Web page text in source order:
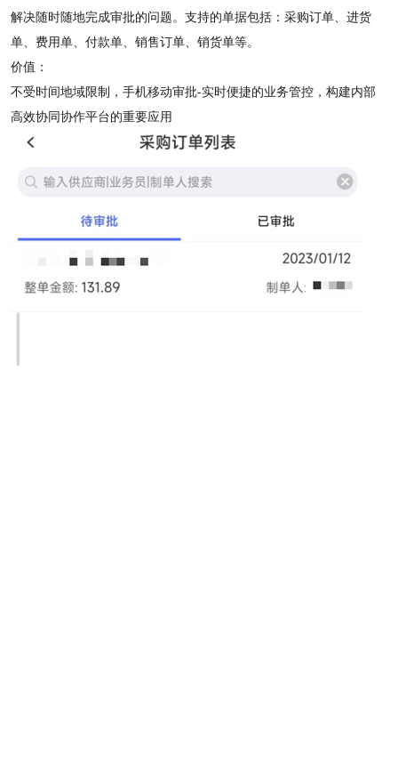
解决随时随地完成审批的问题。支持的单据包括：采购订单、进货
单、费用单、付款单、销售订单、销货单等。
价值：
不受时间地域限制，手机移动审批-实时便捷的业务管控，构建内部
高效协同协作平台的重要应用